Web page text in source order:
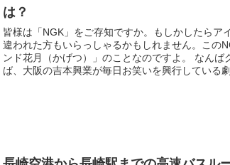
は？
皆様は「NGK」をご存知ですか。もしかしたらア
違われた方もいらっしゃるかもしれません。この
ンド花月（かげつ）」のことなのですよ。 なんば
ば、大阪の吉本興業が毎日お笑いを興行している劇